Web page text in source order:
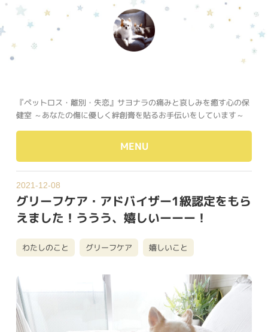
『ペットロス・離別・失恋』サヨナラの痛みと哀しみを癒す心の保
健室 ～あなたの傷に優しく絆創膏を貼るお手伝いをしています～
MENU
2021-12-08
グリーフケア・アドバイザー1級認定をもら
えました！ううう、嬉しいーーー！
わたしのこと グリーフケア 嬉しいこと